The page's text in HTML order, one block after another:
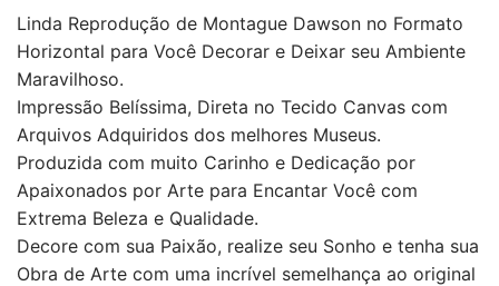
Linda Reprodução de Montague Dawson no Formato
Horizontal para Você Decorar e Deixar seu Ambiente
Maravilhoso.
Impressão Belíssima, Direta no Tecido Canvas com
Arquivos Adquiridos dos melhores Museus.
Produzida com muito Carinho e Dedicação por
Apaixonados por Arte para Encantar Você com
Extrema Beleza e Qualidade.
Decore com sua Paixão, realize seu Sonho e tenha sua
Obra de Arte com uma incrível semelhança ao original